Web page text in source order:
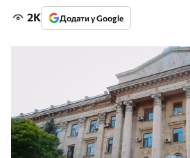
2K Додати у Google